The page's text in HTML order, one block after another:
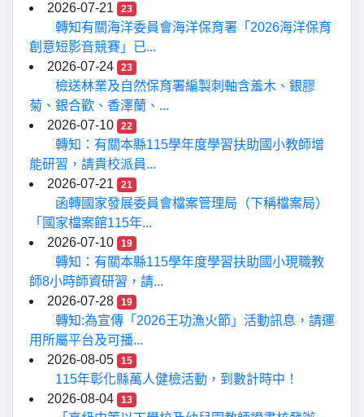
2026-07-21
23
轉知有關海洋委員會海洋保育署「2026海洋保育
創意短影音競賽」已...
2026-07-24
23
檢送林業及自然保育署編製刺軸含羞木、銀膠
菊、銀合歡、香澤蘭、...
2026-07-10
22
轉知：有關本縣115學年度學習扶助國小教師增
能研習，請貴校派員...
2026-07-21
21
函轉國家發展委員會檔案管理局（下稱檔案局）
「國家檔案館115年...
2026-07-10
19
轉知：有關本縣115學年度學習扶助國小現職教
師8小時師資研習，請...
2026-07-28
19
轉知:為宣傳「2026王功漁火節」活動訊息，請運
用所屬平台及可播...
2026-08-05
15
115年彰化縣萬人健檢活動，到數計時中！
2026-08-04
13